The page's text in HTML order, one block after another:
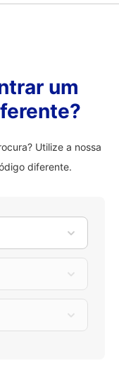
um
Utilize a nossa
diferente.